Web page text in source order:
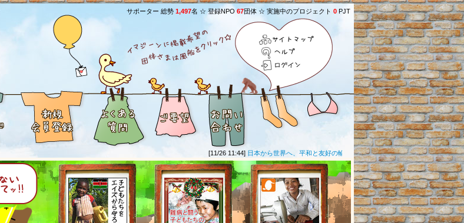
サポーター 総勢 1,497名 ☆ 登録NPO 67団体 ☆ 実施中のプロジェクト 0 PJT
サイトマップ
ヘルプ
ログイン
[11/26 11:44] 日本から世界へ、平和と友好の輪がひろがりますように。(匿名募金者さ